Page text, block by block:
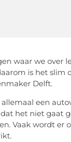
waar we over
is het slim
Delft.
een
het niet gaat
Vaak wordt er